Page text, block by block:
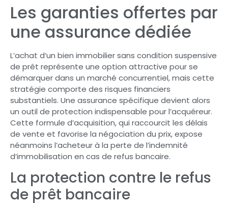
Les garanties offertes par
une assurance dédiée
L’achat d’un bien immobilier sans condition suspensive
de prêt représente une option attractive pour se
démarquer dans un marché concurrentiel, mais cette
stratégie comporte des risques financiers
substantiels. Une assurance spécifique devient alors
un outil de protection indispensable pour l’acquéreur.
Cette formule d’acquisition, qui raccourcit les délais
de vente et favorise la négociation du prix, expose
néanmoins l’acheteur à la perte de l’indemnité
d’immobilisation en cas de refus bancaire.
La protection contre le refus
de prêt bancaire